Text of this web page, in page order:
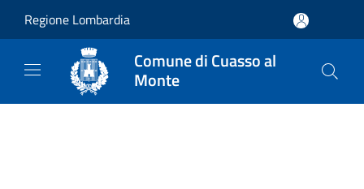
Regione Lombardia
Comune di Cuasso al
Monte